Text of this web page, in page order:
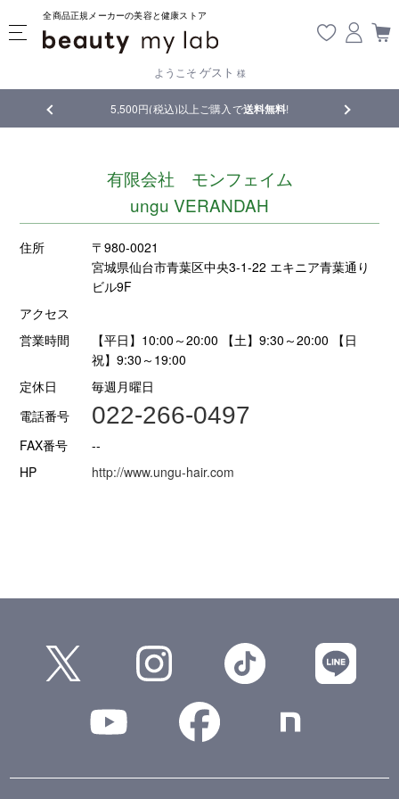
全商品正規メーカーの美容と健康ストア
ようこそ ゲスト 様
5,500円(税込)以上ご購入で送料無料! 【重要】
有限会社 モンフェイム
ungu VERANDAH
住所
〒980-0021
宮城県仙台市青葉区中央3-1-22 エキニア青葉通り
ビル9F
アクセス
営業時間
【平日】10:00～20:00 【土】9:30～20:00 【日
祝】9:30～19:00
定休日
毎週月曜日
電話番号
022-266-0497
FAX番号
--
HP
http://www.ungu-hair.com